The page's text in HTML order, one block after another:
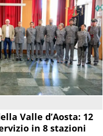
Valle d’Aosta: 12
in 8 stazioni